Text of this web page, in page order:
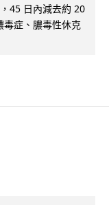
45 日內減去約 20
毒症、膿毒性休克